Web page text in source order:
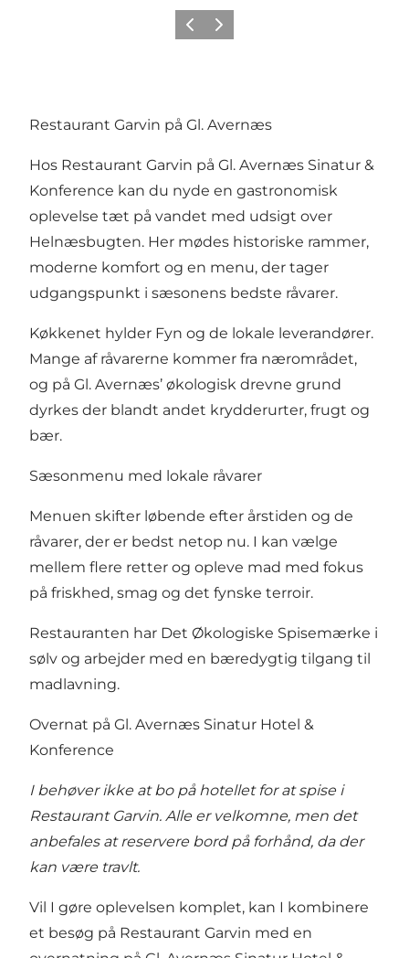
ForrigeNæste
Restaurant Garvin på Gl. Avernæs
Hos Restaurant Garvin på Gl. Avernæs Sinatur &
Konference kan du nyde en gastronomisk
oplevelse tæt på vandet med udsigt over
Helnæsbugten. Her mødes historiske rammer,
moderne komfort og en menu, der tager
udgangspunkt i sæsonens bedste råvarer.
Køkkenet hylder Fyn og de lokale leverandører.
Mange af råvarerne kommer fra nærområdet,
og på Gl. Avernæs’ økologisk drevne grund
dyrkes der blandt andet krydderurter, frugt og
bær.
Sæsonmenu med lokale råvarer
Menuen skifter løbende efter årstiden og de
råvarer, der er bedst netop nu. I kan vælge
mellem flere retter og opleve mad med fokus
på friskhed, smag og det fynske terroir.
Restauranten har Det Økologiske Spisemærke i
sølv og arbejder med en bæredygtig tilgang til
madlavning.
Overnat på Gl. Avernæs Sinatur Hotel &
Konference
I behøver ikke at bo på hotellet for at spise i
Restaurant Garvin. Alle er velkomne, men det
anbefales at reservere bord på forhånd, da der
kan være travlt.
Vil I gøre oplevelsen komplet, kan I kombinere
et besøg på Restaurant Garvin med en